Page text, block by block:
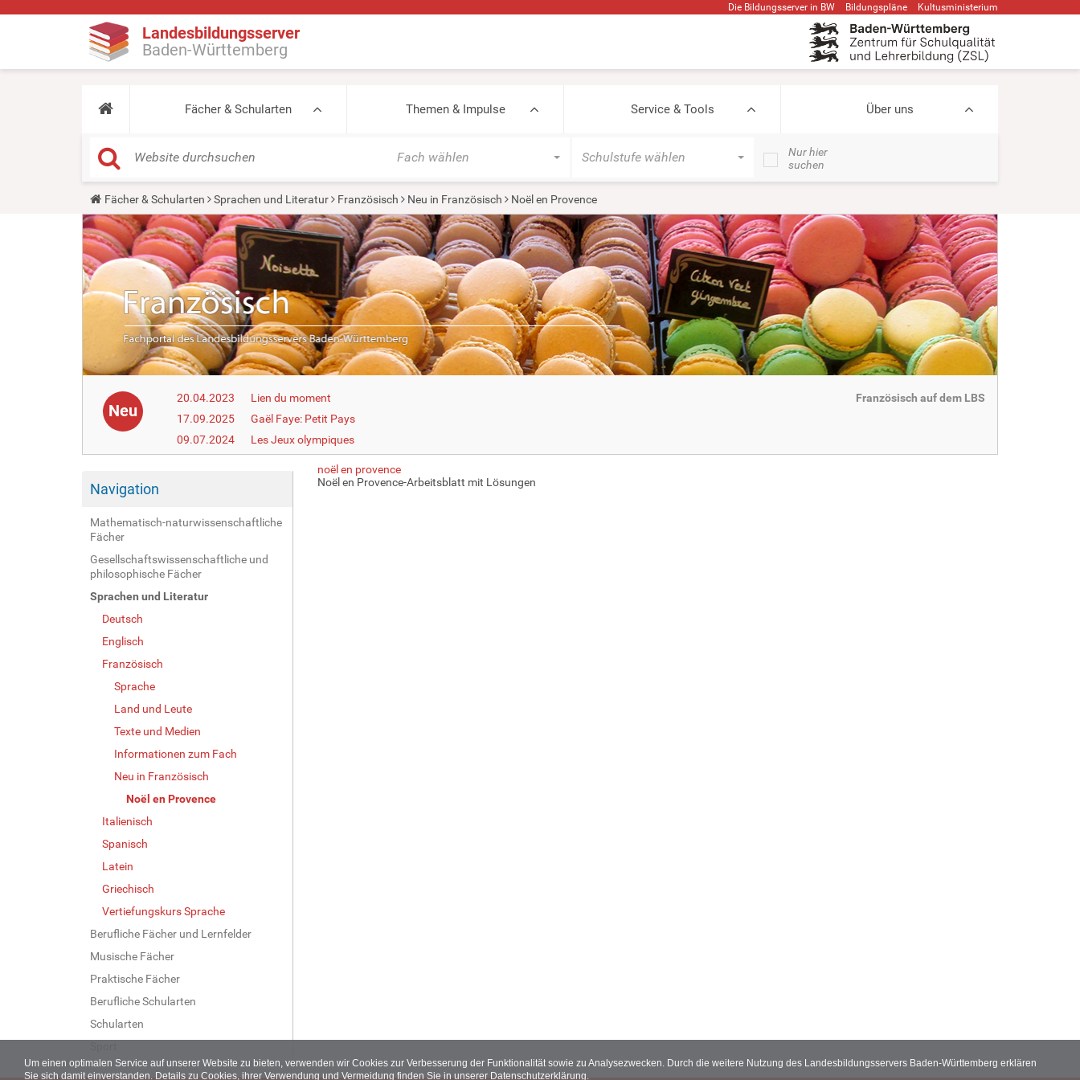
Um einen optimalen Service auf unserer Website zu bieten, verwenden wir Cookies zur Verbesserung der Funktionalität sowie zu Analysezwecken. Durch die weitere Nutzung des Landesbildungsservers Baden-Württemberg erklären
Sie sich damit einverstanden. Details zu Cookies, ihrer Verwendung und Vermeidung finden Sie in unserer Datenschutzerklärung.
Die Bildungsserver in BW Bildungspläne Kultusministerium
Landesbildungsserver
Baden-Württemberg
Fächer & Schularten Themen & Impulse Service & Tools Über uns
Fach wählen Schulstufe wählen
Nur hier
suchen
Y
o
u
a
r
e
h
e
r
Fächer & Schularten Sprachen und Literatur Französisch Neu in Französisch Noël en Provence
Neu
20.04.2023
Lien du moment
17.09.2025
Gaël Faye: Petit Pays
09.07.2024
Les Jeux olympiques
Französisch auf dem LBS
Navigation
Mathematisch-naturwissenschaftliche
Fächer
Gesellschaftswissenschaftliche und
philosophische Fächer
Sprachen und Literatur
Deutsch
Englisch
Französisch
Sprache
Land und Leute
Texte und Medien
Informationen zum Fach
Neu in Französisch
Noël en Provence
Italienisch
Spanisch
Latein
Griechisch
Vertiefungskurs Sprache
Berufliche Fächer und Lernfelder
Musische Fächer
Praktische Fächer
Berufliche Schularten
Schularten
noël en provence
Noël en Provence-Arbeitsblatt mit Lösungen